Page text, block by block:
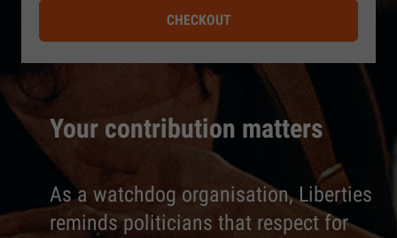
Your contribution matters
As a watchdog organisation, Liberties
reminds politicians that respect for
CHECKOUT